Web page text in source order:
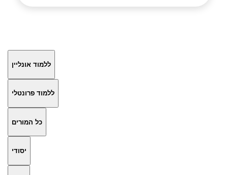
ללמוד אונליין
ללמוד פרונטלי
כל המורים
יסודי